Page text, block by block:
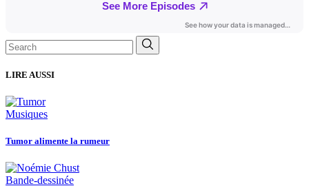
Search
for:
LIRE AUSSI
Musiques
Tumor alimente la rumeur
Bande-dessinée